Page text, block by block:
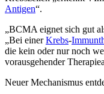
Antigen“.
„BCMA eignet sich gut
„Bei einerKrebs-
die kein oder nur noch
vorausgehender
Neuer Mechanismus